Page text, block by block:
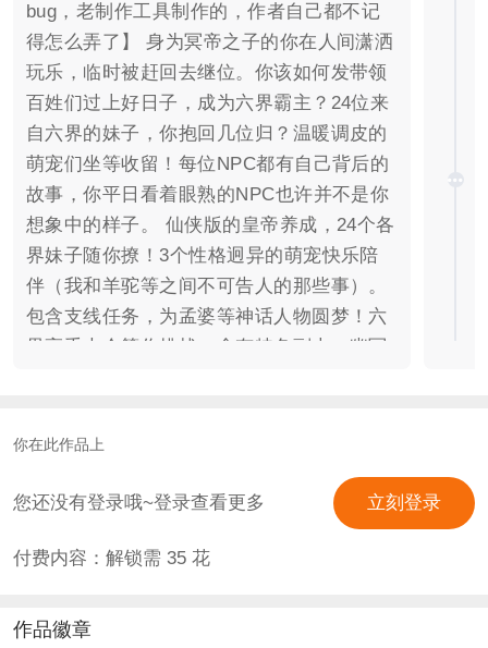
bug，老制作工具制作的，作者自己都不记
得怎么弄了】 身为冥帝之子的你在人间潇洒
玩乐，临时被赶回去继位。你该如何发带领
百姓们过上好日子，成为六界霸主？24位来
自六界的妹子，你抱回几位归？温暖调皮的
萌宠们坐等收留！每位NPC都有自己背后的
故事，你平日看着眼熟的NPC也许并不是你
想象中的样子。 仙侠版的皇帝养成，24个各
界妹子随你撩！3个性格迥异的萌宠快乐陪
伴（我和羊驼等之间不可告人的那些事）。
包含支线任务，为孟婆等神话人物圆梦！六
界高手大会等你挑战。含有特色副本：幽冥
本作品送满15花并且在评论里@viviwish 的
时间】 预计字数35-45万，完结时间为2019
年10月。本作品报名了更新日历，所以每周
保证更新五千字以上。 【版权信息】 墨色
霏， 荒年旧岁 黑色月亮冥帝/魔君封面：挽
你在此作品上
您还没有登录哦~登录查看更多 立刻登录
付费内容：解锁需 35花
作品徽章